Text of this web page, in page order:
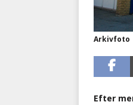
Arkivfoto
Efter